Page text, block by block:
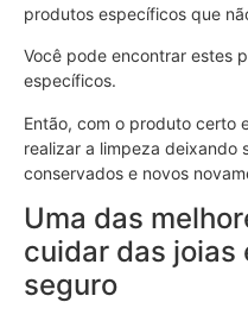
produtos específicos que
Você pode encontrar estes
específicos.
Então, com o produto certo
realizar a limpeza deixando
conservados e novos
Uma das
cuidar das joias
seguro